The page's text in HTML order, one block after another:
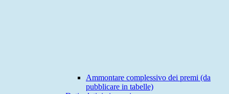
Ammontare complessivo dei premi (da
pubblicare in tabelle)